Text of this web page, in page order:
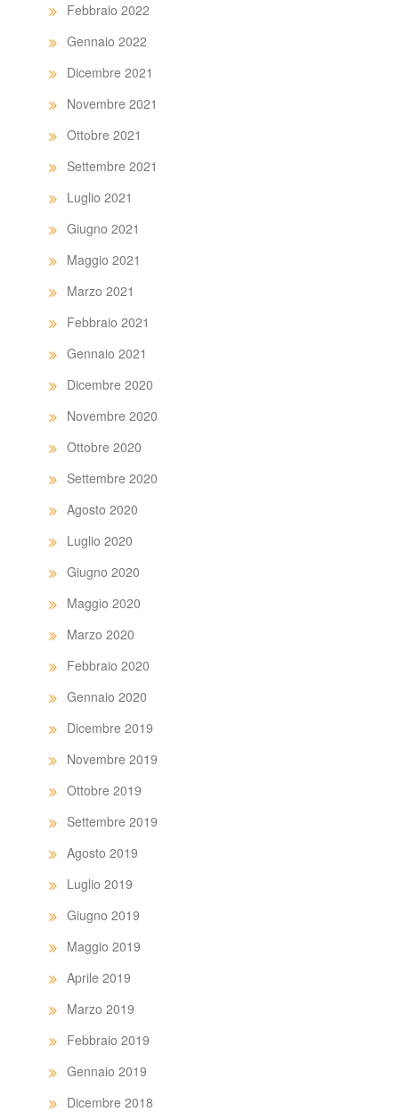
Febbraio 2022
Gennaio 2022
Dicembre 2021
Novembre 2021
Ottobre 2021
Settembre 2021
Luglio 2021
Giugno 2021
Maggio 2021
Marzo 2021
Febbraio 2021
Gennaio 2021
Dicembre 2020
Novembre 2020
Ottobre 2020
Settembre 2020
Agosto 2020
Luglio 2020
Giugno 2020
Maggio 2020
Marzo 2020
Febbraio 2020
Gennaio 2020
Dicembre 2019
Novembre 2019
Ottobre 2019
Settembre 2019
Agosto 2019
Luglio 2019
Giugno 2019
Maggio 2019
Aprile 2019
Marzo 2019
Febbraio 2019
Gennaio 2019
Dicembre 2018